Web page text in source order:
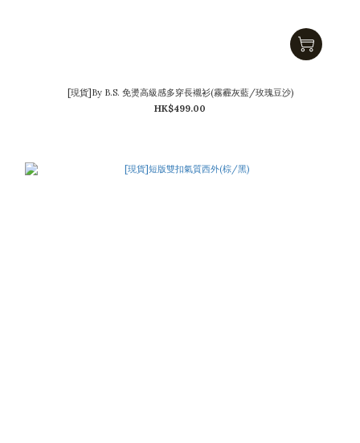
[現貨]By B.S. 免燙高級感多穿長襯衫(霧霾灰藍/玫瑰豆沙)
HK$499.00